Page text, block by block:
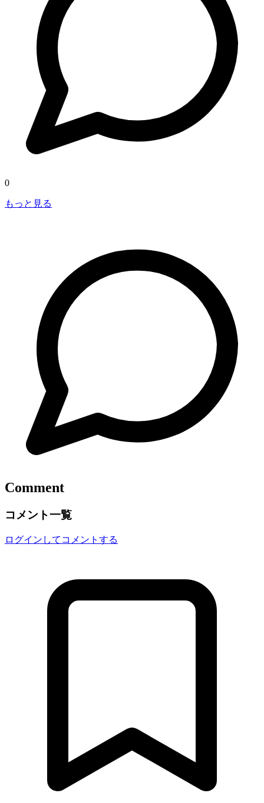
0
もっと見る
Comment
コメント一覧
ログインしてコメントする